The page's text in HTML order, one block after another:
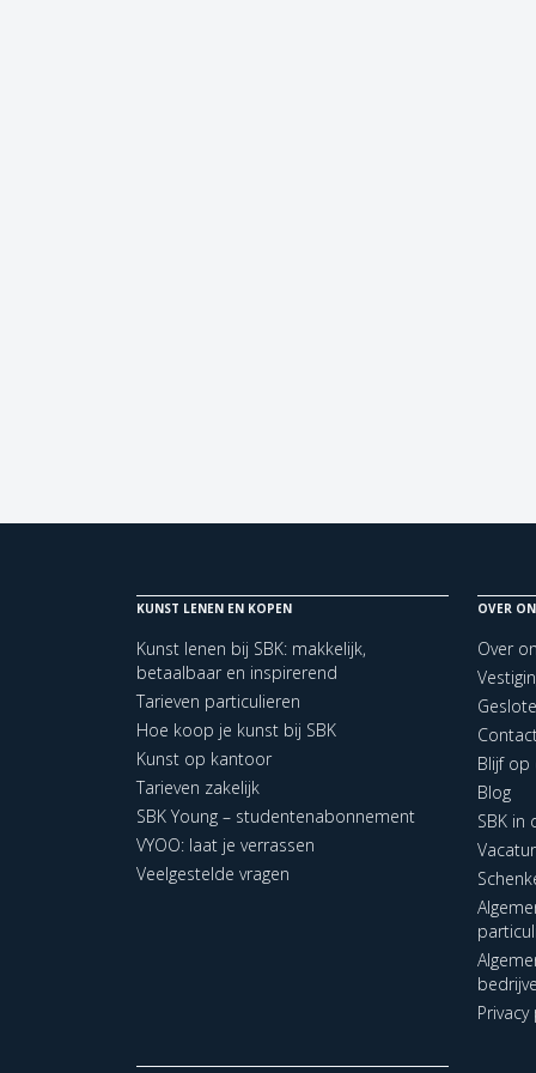
KUNST LENEN EN KOPEN
Kunst lenen bij SBK: makkelijk,
betaalbaar en inspirerend
Tarieven particulieren
Hoe koop je kunst bij SBK
Kunst op kantoor
Tarieven zakelijk
SBK Young – studentenabonnement
VYOO: laat je verrassen
Veelgestelde vragen
OVER
Over
Blijf op
Blog
SBK in